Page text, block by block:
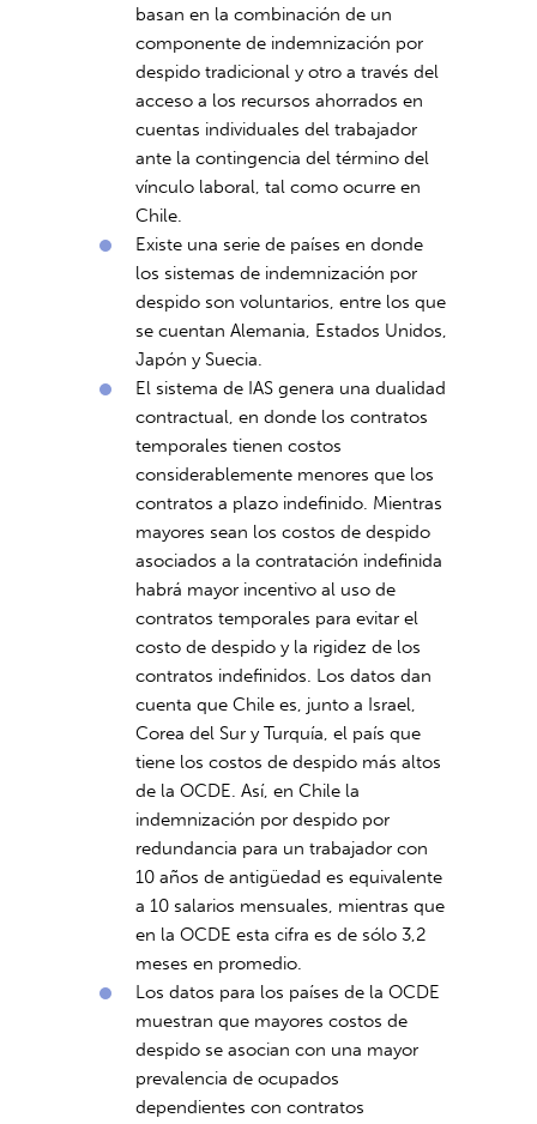
basan en la combinación de un
componente de indemnización por
despido tradicional y otro a través del
acceso a los recursos ahorrados en
cuentas individuales del trabajador
ante la contingencia del término del
vínculo laboral, tal como ocurre en
Chile.
Existe una serie de países en donde
los sistemas de indemnización por
despido son voluntarios, entre los que
se cuentan Alemania, Estados Unidos,
Japón y Suecia.
El sistema de IAS genera una dualidad
contractual, en donde los contratos
temporales tienen costos
considerablemente menores que los
contratos a plazo indefinido. Mientras
mayores sean los costos de despido
asociados a la contratación indefinida
habrá mayor incentivo al uso de
contratos temporales para evitar el
costo de despido y la rigidez de los
contratos indefinidos. Los datos dan
cuenta que Chile es, junto a Israel,
Corea del Sur y Turquía, el país que
tiene los costos de despido más altos
de la OCDE. Así, en Chile la
indemnización por despido por
redundancia para un trabajador con
10 años de antigüedad es equivalente
a 10 salarios mensuales, mientras que
en la OCDE esta cifra es de sólo 3,2
meses en promedio.
Los datos para los países de la OCDE
muestran que mayores costos de
despido se asocian con una mayor
prevalencia de ocupados
dependientes con contratos